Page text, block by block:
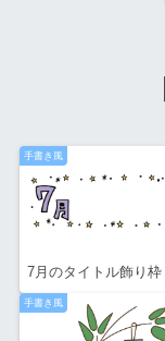
手書き風
7月のタイトル飾り枠
手書き風